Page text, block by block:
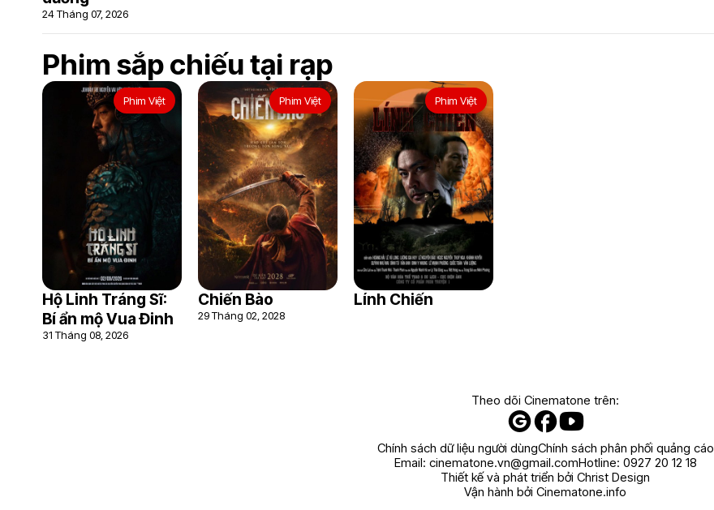
24 Tháng 07, 2026
Phim sắp chiếu tại rạp
Phim Việt
Hộ Linh Tráng Sĩ:
Bí ẩn mộ Vua Đinh
31 Tháng 08, 2026
Phim Việt
Chiến Bào
29 Tháng 02, 2028
Phim Việt
Lính Chiến
Theo dõi Cinematone trên:
Chính sách dữ liệu người dùngChính sách phân phối quảng cáo
Email: cinematone.vn@gmail.comHotline: 0927 20 12 18
Thiết kế và phát triển bởi Christ Design
Vận hành bởi Cinematone.info